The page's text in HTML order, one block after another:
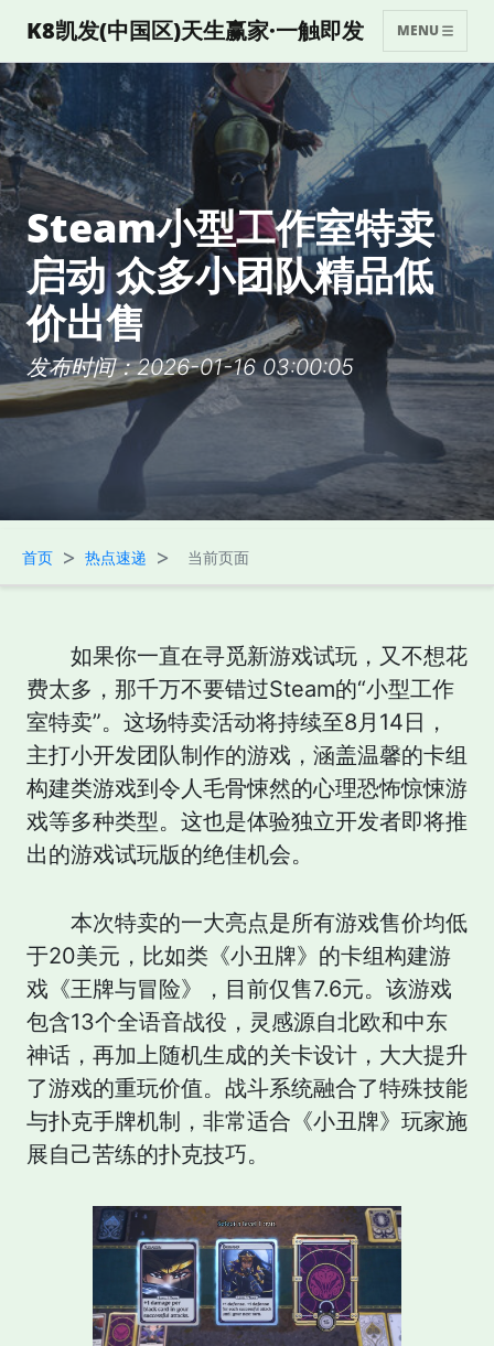
K8凯发(中国区)天生赢家·一触即发 MENU
Steam小型工作室特卖
启动 众多小团队精品低
价出售
发布时间：2026-01-16 03:00:05
首页 > 热点速递 > 当前页面
如果你一直在寻觅新游戏试玩，又不想花
费太多，那千万不要错过Steam的“小型工作
室特卖”。这场特卖活动将持续至8月14日，
主打小开发团队制作的游戏，涵盖温馨的卡组
构建类游戏到令人毛骨悚然的心理恐怖惊悚游
戏等多种类型。这也是体验独立开发者即将推
出的游戏试玩版的绝佳机会。
本次特卖的一大亮点是所有游戏售价均低
于20美元，比如类《小丑牌》的卡组构建游
戏《王牌与冒险》，目前仅售7.6元。该游戏
包含13个全语音战役，灵感源自北欧和中东
神话，再加上随机生成的关卡设计，大大提升
了游戏的重玩价值。战斗系统融合了特殊技能
与扑克手牌机制，非常适合《小丑牌》玩家施
展自己苦练的扑克技巧。